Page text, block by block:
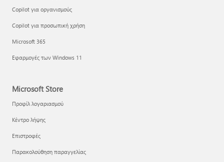
Copilot για οργανισμούς
Copilot για προσωπική χρήση
Microsoft 365
Εφαρμογές των Windows 11
Microsoft Store
Προφίλ λογαριασμού
Κέντρο λήψης
Επιστροφές
Παρακολούθηση παραγγελίας